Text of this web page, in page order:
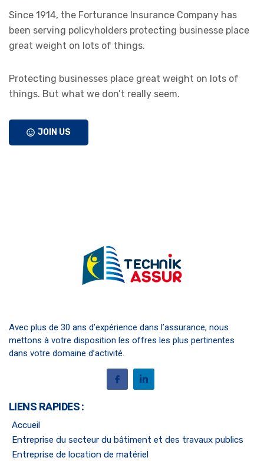
Since 1914, the Forturance Insurance Company has
been serving policyholders protecting businesse place
great weight on lots of things.
Protecting businesses place great weight on lots of
things. But what we don’t really seem.
JOIN US
Avec plus de 30 ans d’expérience dans l’assurance, nous
mettons à votre disposition les offres les plus pertinentes
dans votre domaine d’activité.
LIENS RAPIDES :
Accueil
Entreprise du secteur du bâtiment et des travaux publics
Entreprise de location de matériel